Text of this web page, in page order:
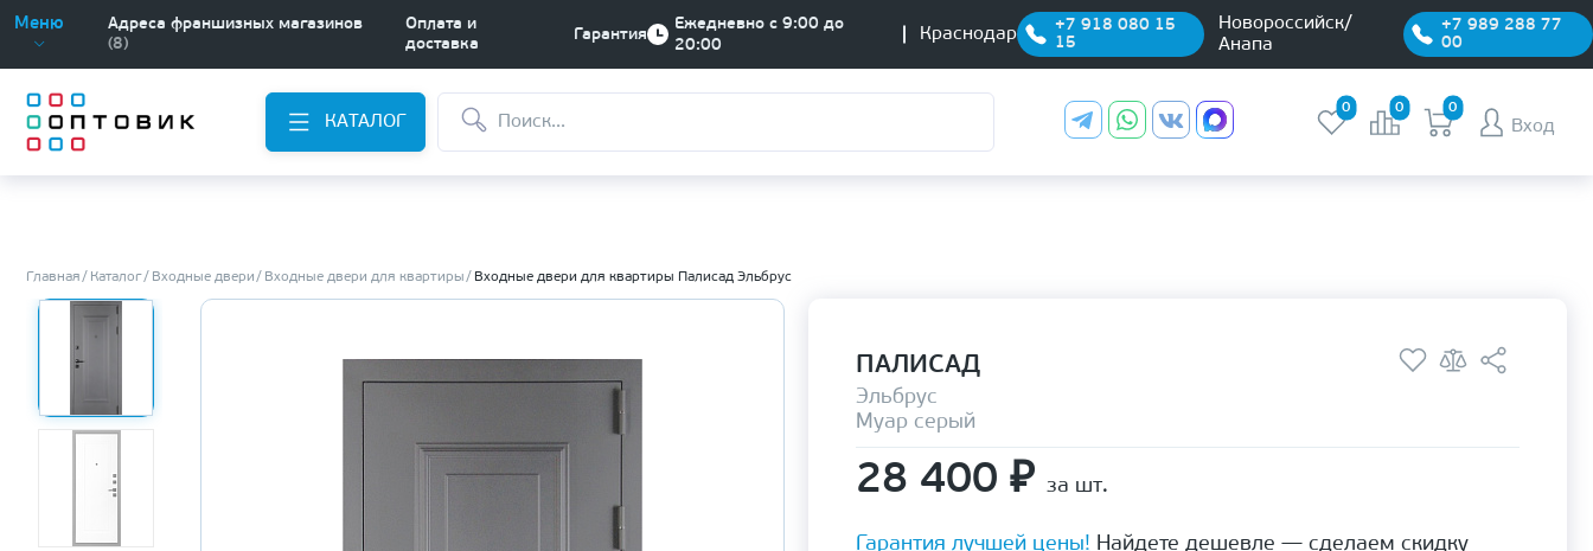
Меню
Адреса франшизных магазинов
(8)
Оплата и
доставка
Гарантия
Ежедневно с 9:00 до
20:00
Краснодар
+7 918 080 15
15
Новороссийск/
Анапа
+7 989 288 77
00
КАТАЛОГ
0 0 0
Вход
Главная Каталог Входные двери Входные двери для квартиры Входные двери для квартиры Палисад Эльбрус
ПАЛИСАД
Эльбрус
Муар серый
28 400 ₽ за шт.
Гарантия лучшей цены! Найдете дешевле — сделаем скидку